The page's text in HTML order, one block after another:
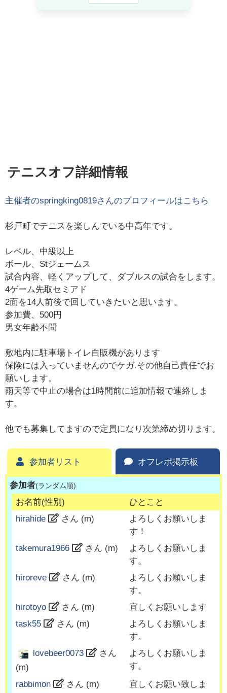
テニスオフ詳細情報
主催者のspringking0819さんのプロフィールはこちら
杉戸町でテニスを楽しんでいる中高年です。
レベル、中級以上
ボール、Stジェームス
試合内容、軽くアップして、ダブルスの試合をします。
4ゲーム先取セミアド
2面を14人前後で回していきたいと思います。
参加費、500円
男女年齢不問
敷地内に駐車場トイレ自販機があります
保険には入っていませんのでケガ.その他自己責任でお
願いします。
雨天等で中止の場合は1時間前に追加情報で連絡しま
す。
他でも募集してますので定員になり次第締め切ります。
参加者リスト オフレポ掲示板
参加者(ランダム順)
お名前(性別)
ひとこと
hirahide
さん (m)
よろしくお願いしま
す！
takemura1966
さん (m)
よろしくお願いしま
す。
hiroreve
さん (m)
よろしくお願いしま
す。
hirotoyo
さん (m)
宜しくお願いします
task55
さん (m)
よろしくお願いしま
す。
lovebeer0073
さん
(m)
よろしくお願いしま
す。
rabbimon
さん (m)
宜しくお願い致しま